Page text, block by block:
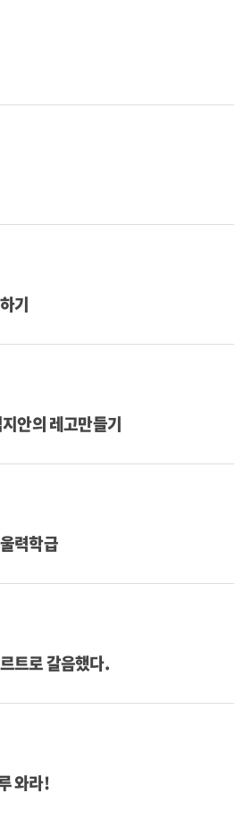
기
안의 레고만들기
력학급
트로 갈음했다.
와라!